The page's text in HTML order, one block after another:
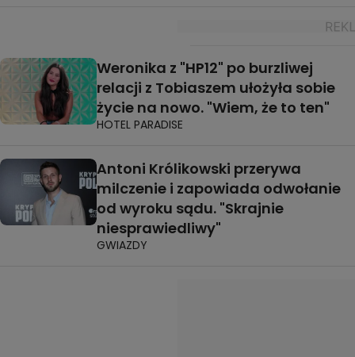
Weronika z "HP12" po burzliwej
relacji z Tobiaszem ułożyła sobie
życie na nowo. "Wiem, że to ten"
HOTEL PARADISE
Antoni Królikowski przerywa
milczenie i zapowiada odwołanie
od wyroku sądu. "Skrajnie
niesprawiedliwy"
GWIAZDY